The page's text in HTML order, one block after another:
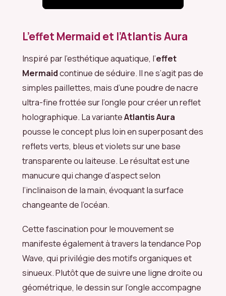
L’effet Mermaid et l’Atlantis Aura
Inspiré par l’esthétique aquatique, l’effet
Mermaidcontinue de séduire. Il ne s’agit pas de
simples paillettes, mais d’une poudre de nacre
ultra-fine frottée sur l’ongle pour créer un reflet
holographique. La varianteAtlantis Aura
pousse le concept plus loin en superposant des
reflets verts, bleus et violets sur une base
transparente ou laiteuse. Le résultat est une
manucure qui change d’aspect selon
l’inclinaison de la main, évoquant la surface
changeante de l’océan.
Cette fascination pour le mouvement se
manifeste également à travers la tendance Pop
Wave, qui privilégie des motifs organiques et
sinueux. Plutôt que de suivre une ligne droite ou
géométrique, le dessin sur l’ongle accompagne